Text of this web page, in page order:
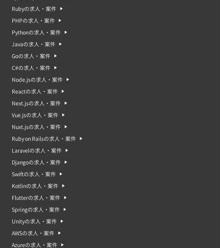
Rubyの求人・案件
PHPの求人・案件
Pythonの求人・案件
Javaの求人・案件
Goの求人・案件
C#の求人・案件
Node.jsの求人・案件
Reactの求人・案件
Next.jsの求人・案件
Vue.jsの求人・案件
Nuxt.jsの求人・案件
Ruby on Railsの求人・案件
Laravelの求人・案件
Djangoの求人・案件
Swiftの求人・案件
Kotlinの求人・案件
Flutterの求人・案件
Springの求人・案件
Unityの求人・案件
AWSの求人・案件
Azureの求人・案件